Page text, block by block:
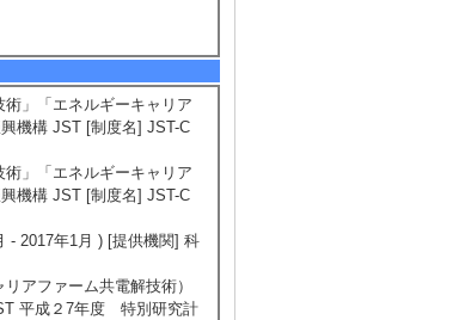
」「エネルギーキャリア
機構 JST [制度名] JST-C
」「エネルギーキャリア
機構 JST [制度名] JST-C
- 2017年1月 ) [提供機関] 科
アファーム共電解技術）
平成２7年度 特別研究計